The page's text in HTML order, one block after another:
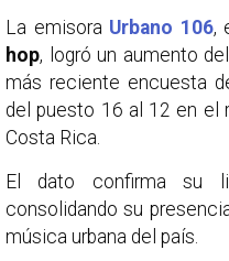
La emisora Urbano 106,
hop, logró un aumento
más reciente encuesta
del puesto 16 al 12 en el
Costa Rica.
El dato confirma su
consolidando su
música urbana del país.